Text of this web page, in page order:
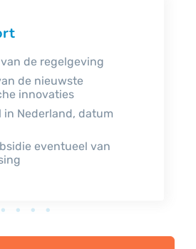
de regelgeving
de nieuwste
innovaties
in Nederland, datum
eventueel van